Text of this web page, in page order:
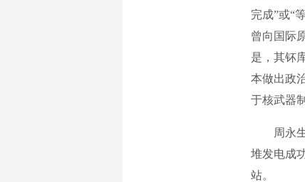
完成”或“
曾向国际
是，其钚
本做出政
于核武器
周永生
堆发电成
站。